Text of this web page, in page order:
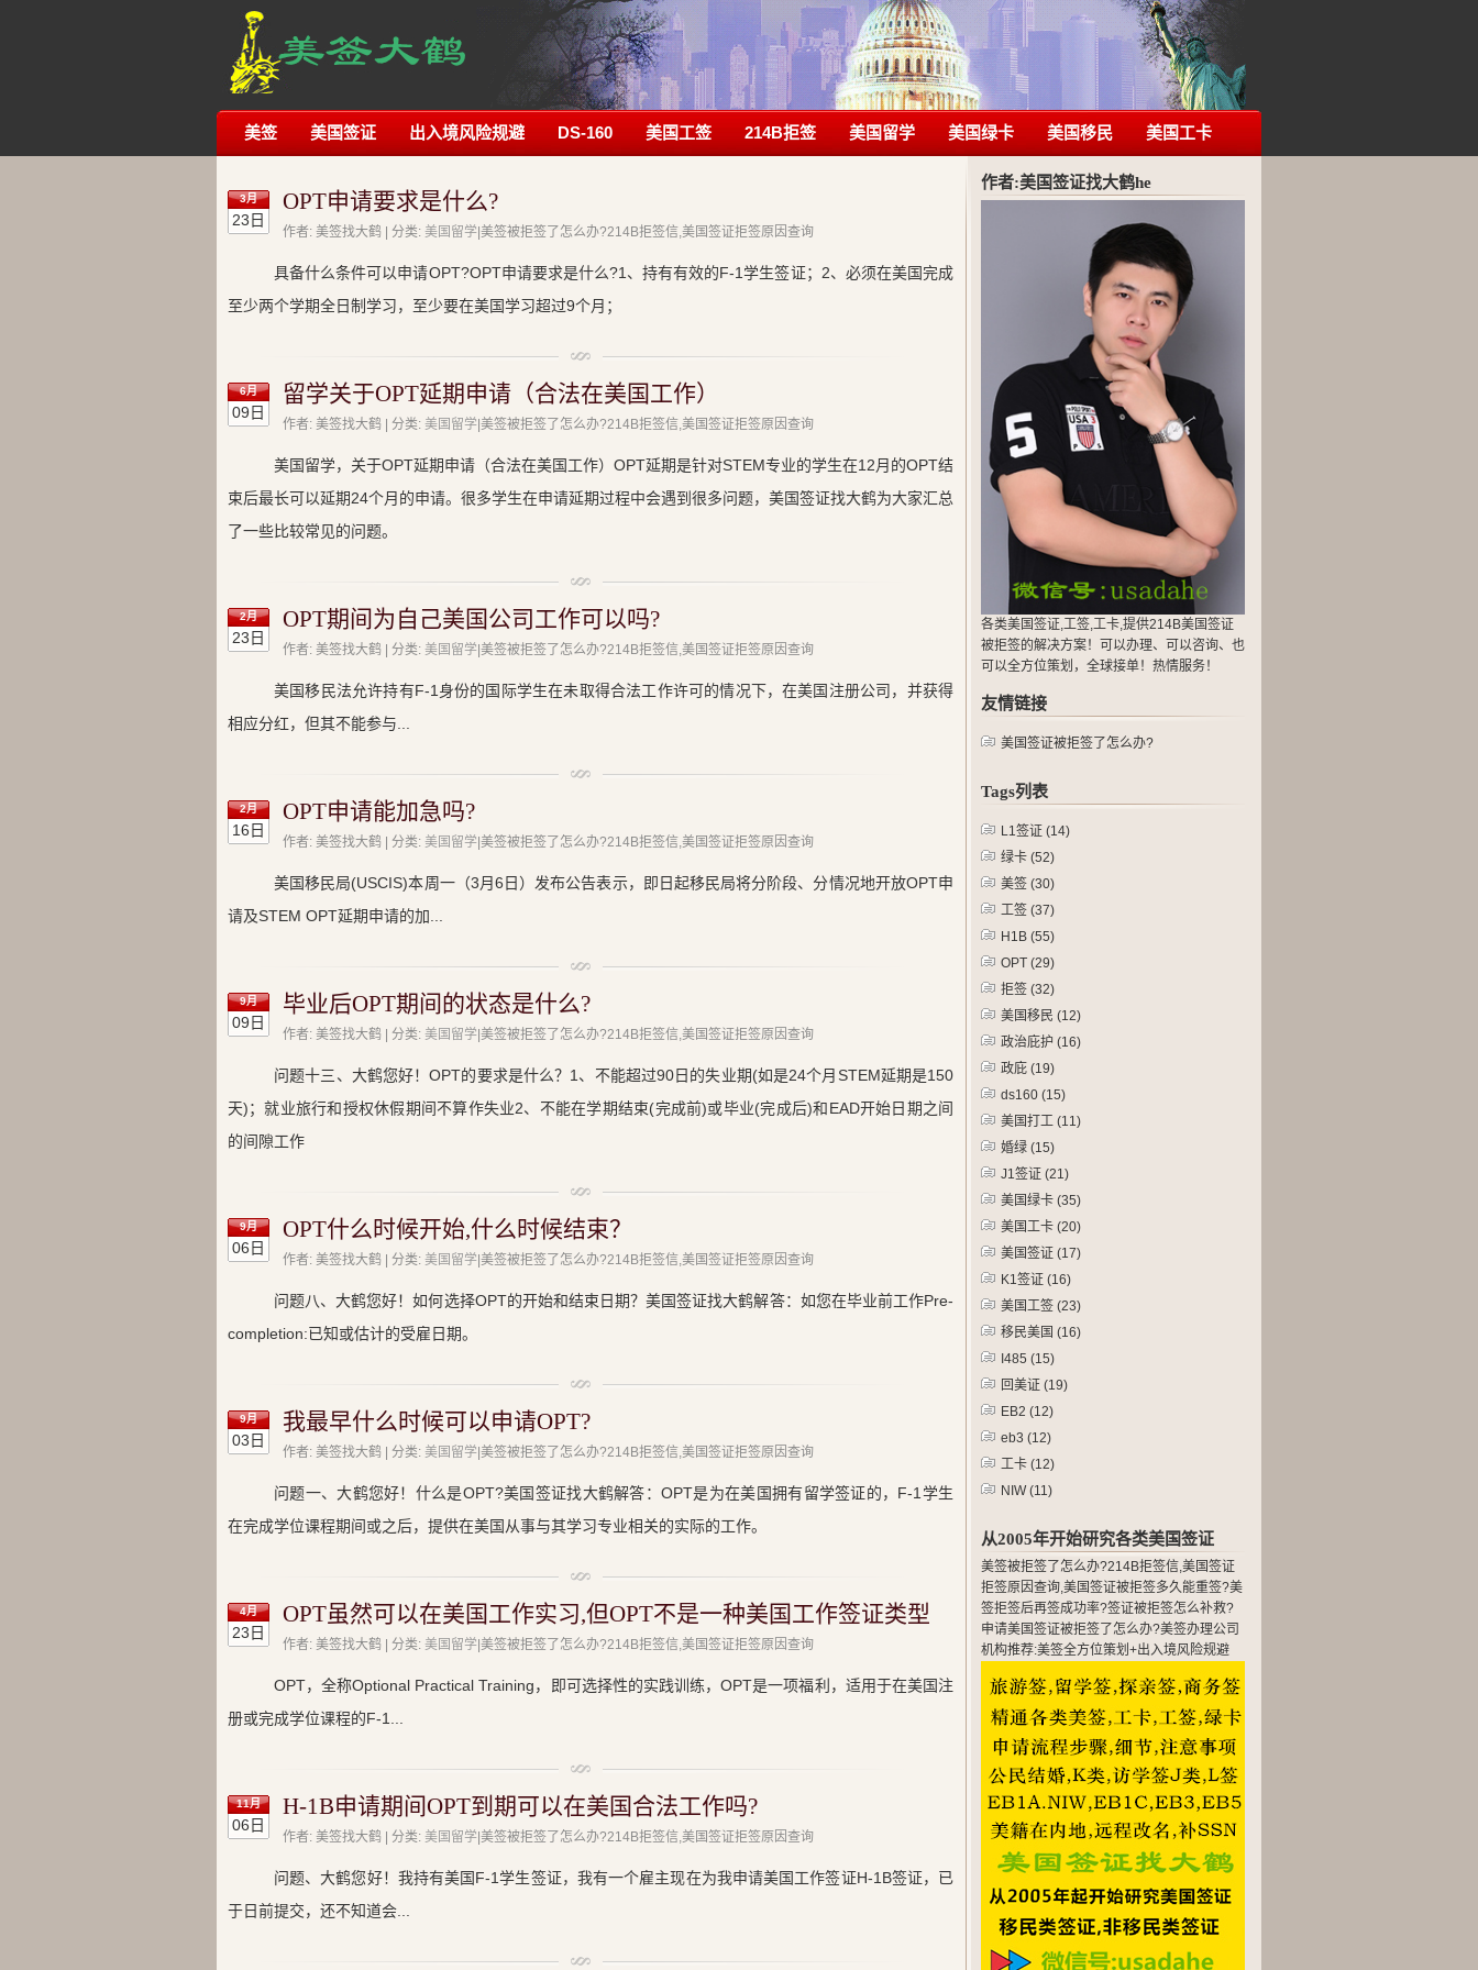
美签 美国签证 出入境风险规避 DS-160 美国工签 214B拒签 美国留学 美国绿卡 美国移民 美国工卡
3月
23日
OPT申请要求是什么?
作者: 美签找大鹤 | 分类: 美国留学 |美签被拒签了怎么办?214B拒签信,美国签证拒签原因查询
具备什么条件可以申请OPT?OPT申请要求是什么?1、持有有效的F-1学生签证；2、必须在美国完成
至少两个学期全日制学习，至少要在美国学习超过9个月；
6月
09日
留学关于OPT延期申请（合法在美国工作）
作者: 美签找大鹤 | 分类: 美国留学 |美签被拒签了怎么办?214B拒签信,美国签证拒签原因查询
美国留学，关于OPT延期申请（合法在美国工作）OPT延期是针对STEM专业的学生在12月的OPT结
束后最长可以延期24个月的申请。很多学生在申请延期过程中会遇到很多问题，美国签证找大鹤为大家汇总
了一些比较常见的问题。
2月
23日
OPT期间为自己美国公司工作可以吗?
作者: 美签找大鹤 | 分类: 美国留学 |美签被拒签了怎么办?214B拒签信,美国签证拒签原因查询
美国移民法允许持有F-1身份的国际学生在未取得合法工作许可的情况下，在美国注册公司，并获得
相应分红，但其不能参与...
2月
16日
OPT申请能加急吗?
作者: 美签找大鹤 | 分类: 美国留学 |美签被拒签了怎么办?214B拒签信,美国签证拒签原因查询
美国移民局(USCIS)本周一（3月6日）发布公告表示，即日起移民局将分阶段、分情况地开放OPT申
请及STEM OPT延期申请的加...
9月
09日
毕业后OPT期间的状态是什么?
作者: 美签找大鹤 | 分类: 美国留学 |美签被拒签了怎么办?214B拒签信,美国签证拒签原因查询
问题十三、大鹤您好！OPT的要求是什么？1、不能超过90日的失业期(如是24个月STEM延期是150
天)；就业旅行和授权休假期间不算作失业2、不能在学期结束(完成前)或毕业(完成后)和EAD开始日期之间
的间隙工作
9月
06日
OPT什么时候开始,什么时候结束？
作者: 美签找大鹤 | 分类: 美国留学 |美签被拒签了怎么办?214B拒签信,美国签证拒签原因查询
问题八、大鹤您好！如何选择OPT的开始和结束日期？美国签证找大鹤解答：如您在毕业前工作Pre-
completion:已知或估计的受雇日期。
9月
03日
我最早什么时候可以申请OPT?
作者: 美签找大鹤 | 分类: 美国留学 |美签被拒签了怎么办?214B拒签信,美国签证拒签原因查询
问题一、大鹤您好！什么是OPT?美国签证找大鹤解答：OPT是为在美国拥有留学签证的，F-1学生
在完成学位课程期间或之后，提供在美国从事与其学习专业相关的实际的工作。
4月
23日
OPT虽然可以在美国工作实习,但OPT不是一种美国工作签证类型
作者: 美签找大鹤 | 分类: 美国留学 |美签被拒签了怎么办?214B拒签信,美国签证拒签原因查询
OPT，全称Optional Practical Training，即可选择性的实践训练，OPT是一项福利，适用于在美国注
册或完成学位课程的F-1...
11月
06日
H-1B申请期间OPT到期可以在美国合法工作吗?
作者: 美签找大鹤 | 分类: 美国留学 |美签被拒签了怎么办?214B拒签信,美国签证拒签原因查询
问题、大鹤您好！我持有美国F-1学生签证，我有一个雇主现在为我申请美国工作签证H-1B签证，已
于日前提交，还不知道会...
作者:美国签证找大鹤he
各类美国签证,工签,工卡,提供214B美国签证
被拒签的解决方案！可以办理、可以咨询、也
可以全方位策划，全球接单！热情服务！
友情链接
美国签证被拒签了怎么办?
Tags列表
L1签证 (14)
绿卡 (52)
美签 (30)
工签 (37)
H1B (55)
OPT (29)
拒签 (32)
美国移民 (12)
政治庇护 (16)
政庇 (19)
ds160 (15)
美国打工 (11)
婚绿 (15)
J1签证 (21)
美国绿卡 (35)
美国工卡 (20)
美国签证 (17)
K1签证 (16)
美国工签 (23)
移民美国 (16)
I485 (15)
回美证 (19)
EB2 (12)
eb3 (12)
工卡 (12)
NIW(11)
从2005年开始研究各类美国签证
美签被拒签了怎么办?214B拒签信,美国签证
拒签原因查询,美国签证被拒签多久能重签?美
签拒签后再签成功率?签证被拒签怎么补救?
申请美国签证被拒签了怎么办?美签办理公司
机构推荐:美签全方位策划+出入境风险规避